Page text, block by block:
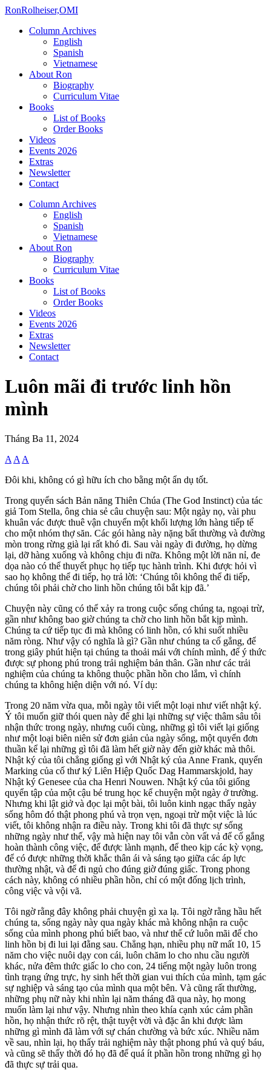
RonRolheiser,OMI
Column Archives
English
Spanish
Vietnamese
About Ron
Biography
Curriculum Vitae
Books
List of Books
Order Books
Videos
Events 2026
Extras
Newsletter
Contact
Column Archives
English
Spanish
Vietnamese
About Ron
Biography
Curriculum Vitae
Books
List of Books
Order Books
Videos
Events 2026
Extras
Newsletter
Contact
Luôn mãi đi trước linh hồn
mình
Tháng Ba 11, 2024
A A A
Đôi khi, không có gì hữu ích cho bằng một ẩn dụ tốt.
Trong quyển sách Bản năng Thiên Chúa (The God Instinct) của tác
giả Tom Stella, ông chia sẻ câu chuyện sau: Một ngày nọ, vài phu
khuân vác được thuê vận chuyển một khối lượng lớn hàng tiếp tế
cho một nhóm thợ săn. Các gói hàng này nặng bất thường và đường
mòn trong rừng già lại rất khó đi. Sau vài ngày đi đường, họ dừng
lại, dỡ hàng xuống và không chịu đi nữa. Không một lời năn nỉ, đe
dọa nào có thể thuyết phục họ tiếp tục hành trình. Khi được hỏi vì
sao họ không thể đi tiếp, họ trả lời: ‘Chúng tôi không thể đi tiếp,
chúng tôi phải chờ cho linh hồn chúng tôi bắt kịp đã.’
Chuyện này cũng có thể xảy ra trong cuộc sống chúng ta, ngoại trừ,
gần như không bao giờ chúng ta chờ cho linh hồn bắt kịp mình.
Chúng ta cứ tiếp tục đi mà không có linh hồn, có khi suốt nhiều
năm ròng. Như vậy có nghĩa là gì? Gần như chúng ta cố gắng, để
trong giây phút hiện tại chúng ta thoải mái với chính mình, để ý thức
được sự phong phú trong trải nghiệm bản thân. Gần như các trải
nghiệm của chúng ta không thuộc phần hồn cho lắm, vì chính
chúng ta không hiện diện với nó. Ví dụ:
Trong 20 năm vừa qua, mỗi ngày tôi viết một loại như viết nhật ký.
Ý tôi muốn giữ thói quen này để ghi lại những sự việc thâm sâu tôi
nhận thức trong ngày, nhưng cuối cùng, những gì tôi viết lại giống
như một loại biên niên sử đơn giản của ngày sống, một quyển đơn
thuần kể lại những gì tôi đã làm hết giờ này đến giờ khác mà thôi.
Nhật ký của tôi chẳng giống gì với Nhật ký của Anne Frank, quyển
Marking của cố thư ký Liên Hiệp Quốc Dag Hammarskjold, hay
Nhật ký Genesee của cha Henri Nouwen. Nhật ký của tôi giống
quyển tập của một cậu bé trung học kể chuyện một ngày ở trường.
Nhưng khi lật giở và đọc lại một bài, tôi luôn kinh ngạc thấy ngày
sống hôm đó thật phong phú và trọn vẹn, ngoại trừ một việc là lúc
viết, tôi không nhận ra điều này. Trong khi tôi đã thực sự sống
những ngày như thế, vậy mà hiện nay tôi vẫn còn vất vả để cố gắng
hoàn thành công việc, để được lành mạnh, để theo kịp các kỳ vọng,
để có được những thời khắc thân ái và sáng tạo giữa các áp lực
thường nhật, và để đi ngủ cho đúng giờ đúng giấc. Trong phong
cách này, không có nhiều phần hồn, chỉ có một đống lịch trình,
công việc và vội vã.
Tôi ngờ rằng đây không phải chuyện gì xa lạ. Tôi ngờ rằng hầu hết
chúng ta, sống ngày này qua ngày khác mà không nhận ra cuộc
sống của mình phong phú biết bao, và như thế cứ luôn mãi để cho
linh hồn bị đi lui lại đằng sau. Chẳng hạn, nhiều phụ nữ mất 10, 15
năm cho việc nuôi dạy con cái, luôn chăm lo cho nhu cầu người
khác, nửa đêm thức giấc lo cho con, 24 tiếng một ngày luôn trong
tình trạng ứng trực, hy sinh hết thời gian vui thích của mình, tạm gác
sự nghiệp và sáng tạo của mình qua một bên. Và cũng rất thường,
những phụ nữ này khi nhìn lại năm tháng đã qua này, họ mong
muốn làm lại như vậy. Nhưng nhìn theo khía cạnh xúc cảm phần
hồn, họ nhận thức rõ rệt, thật tuyệt vời và đặc ân khi được làm
những gì mình đã làm với sự chán chường và bức xúc. Nhiều năm
về sau, nhìn lại, họ thấy trải nghiệm này thật phong phú và quý báu,
và cũng sẽ thấy thời đó họ đã để quá ít phần hồn trong những gì họ
đã thực sự trải qua.